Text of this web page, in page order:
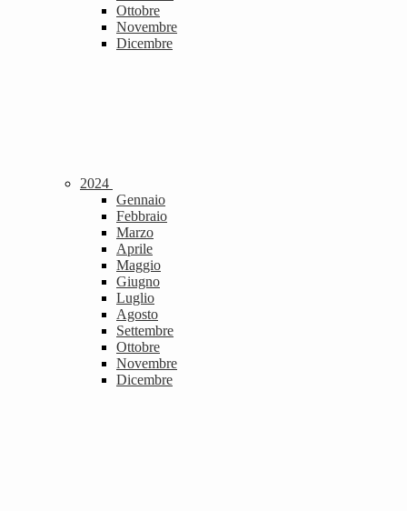
Ottobre
Novembre
Dicembre
2024
Gennaio
Febbraio
Marzo
Aprile
Maggio
Giugno
Luglio
Agosto
Settembre
Ottobre
Novembre
Dicembre